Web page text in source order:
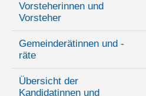
Vorsteherinnen und
Vorsteher
Gemeinderätinnen und -
räte
Übersicht der
Kandidatinnen und